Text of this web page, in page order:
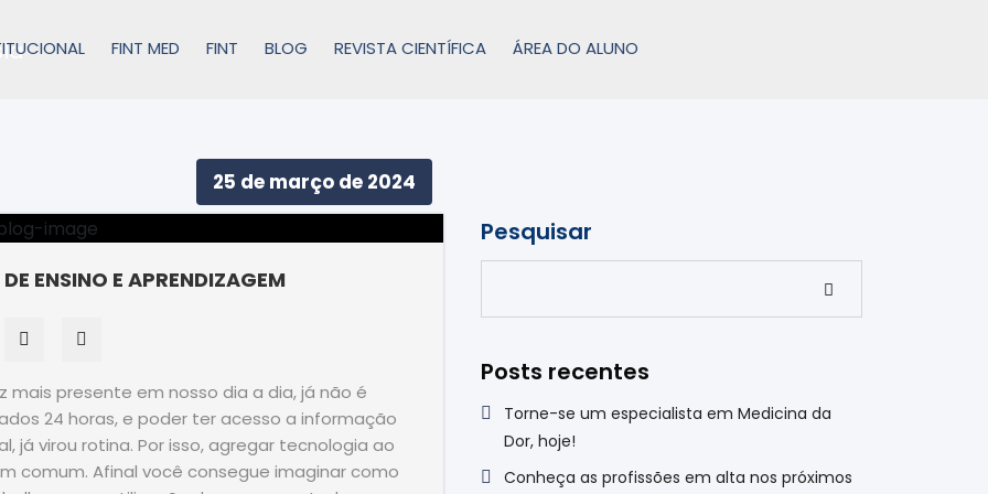
FINT MED FINT BLOG REVISTA CIENTÍFICA ÁREA DO ALUNO
25 de março de 2024
ENSINO E APRENDIZAGEM
presente em nosso dia a dia, já não é
24 horas, e poder ter acesso a informação
já virou rotina. Por isso, agregar tecnologia ao
comum. Afinal você consegue imaginar como
Pesquisar
Posts recentes
Torne-se um especialista em Medicina da
Dor, hoje!
Conheça as profissões em alta nos próximos